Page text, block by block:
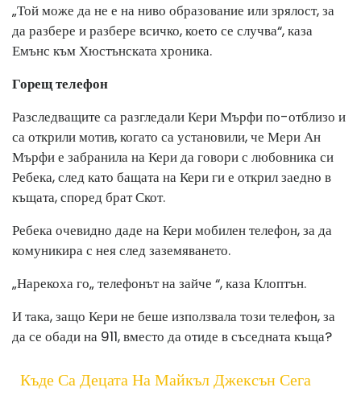
„Той може да не е на ниво образование или зрялост, за
да разбере и разбере всичко, което се случва“, каза
Емънс към Хюстънската хроника.
Горещ телефон
Разследващите са разгледали Кери Мърфи по-отблизо и
са открили мотив, когато са установили, че Мери Ан
Мърфи е забранила на Кери да говори с любовника си
Ребека, след като бащата на Кери ги е открил заедно в
къщата, според брат Скот.
Ребека очевидно даде на Кери мобилен телефон, за да
комуникира с нея след заземяването.
„Нарекоха го„ телефонът на зайче “, каза Клоптън.
И така, защо Кери не беше използвала този телефон, за
да се обади на 911, вместо да отиде в съседната къща?
Къде Са Децата На Майкъл Джексън Сега